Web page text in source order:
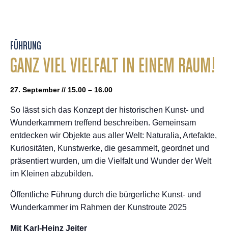
FÜHRUNG
GANZ VIEL VIELFALT IN EINEM RAUM!
27. September // 15.00 – 16.00
So lässt sich das Konzept der historischen Kunst- und
Wunderkammern treffend beschreiben. Gemeinsam
entdecken wir Objekte aus aller Welt: Naturalia, Artefakte,
Kuriositäten, Kunstwerke, die gesammelt, geordnet und
präsentiert wurden, um die Vielfalt und Wunder der Welt
im Kleinen abzubilden.
Öffentliche Führung durch die bürgerliche Kunst- und
Wunderkammer im Rahmen der Kunstroute 2025
Mit Karl-Heinz Jeiter